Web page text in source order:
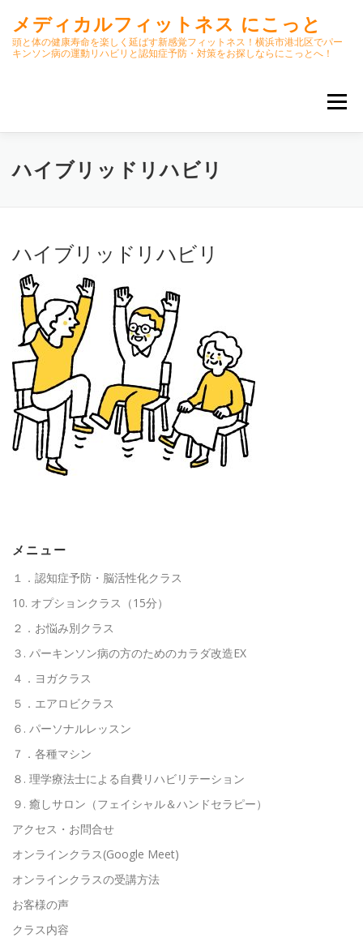
ッ
メディカルフィットネス にこっと
頭と体の健康寿命を楽しく延ばす新感覚フィットネス！横浜市港北区でパー
キンソン病の運動リハビリと認知症予防・対策をお探しならにこっとへ！
メニュー
ホーム ごあいさつ 今月のスケジュール
オンラインクラス(GOOGLE MEET)
パーキンソン体操リハビリ動画DVD
高齢者向けおすすめ脳トレプリント
スタッフ紹介／求人情報 お客様の声
ハイブリッドリハビリ
ハイブリッドリハビリ
メニュー
１．認知症予防・脳活性化クラス
10. オプションクラス（15分）
２．お悩み別クラス
３. パーキンソン病の方のためのカラダ改造EX
４．ヨガクラス
５．エアロビクラス
６. パーソナルレッスン
７．各種マシン
８. 理学療法士による自費リハビリテーション
９. 癒しサロン（フェイシャル＆ハンドセラピー）
アクセス・お問合せ
オンラインクラス(Google Meet)
オンラインクラスの受講方法
お客様の声
クラス内容